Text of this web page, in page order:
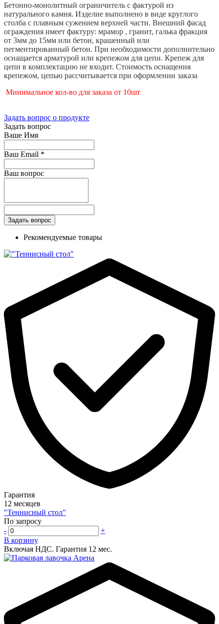
Бетонно-монолитный ограничитель с фактурой из
натурального камня. Изделие выполнено в виде круглого
столба с плавным сужением верхней части. Внешний фасад
ограждения имеет фактуру: мрамор , гранит, галька фракция
от 3мм до 15мм или бетон, крашенный или
пегментированный бетон. При необходимости дополнительно
оснащается арматурой или крепежом для цепи. Крепеж для
цепи в комплектацию не входит. Стоимость оснащения
крепежом, цепью рассчитывается при оформлении заказа
Минимальное кол-во для заказа от 10шт
Задать вопрос о продукте
Задать вопрос
Ваше Имя
Ваш Email *
Ваш вопрос
Рекомендуемые товары
Гарантия
12 месяцев
"Теннисный стол"
По запросу
-
+
В корзину
Включая НДС. Гарантия 12 мес.